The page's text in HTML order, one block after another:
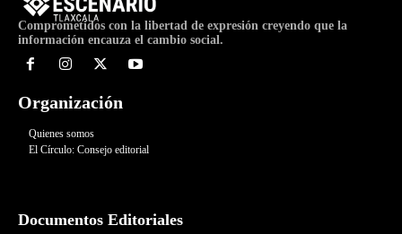
Comprometidos con la libertad de expresión creyendo que la
información encauza el cambio social.
Organización
Quienes somos
El Círculo: Consejo editorial
Documentos Editoriales